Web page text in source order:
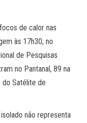
de calor nas
às 17h30, no
de Pesquisas
no Pantanal, 89 na
do Satélite de
não representa